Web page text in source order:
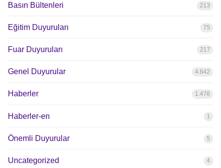
Basın Bültenleri 213
Eğitim Duyuruları 75
Fuar Duyuruları 217
Genel Duyurular 4.642
Haberler 1.476
Haberler-en 1
Önemli Duyurular 5
Uncategorized 4